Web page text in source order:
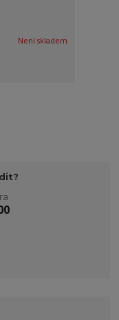
Není skladem